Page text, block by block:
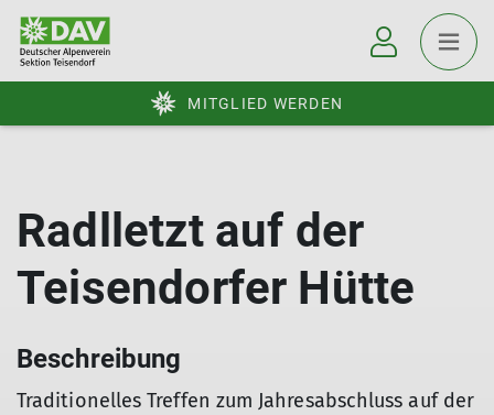
MITGLIED WERDEN
Radlletzt auf der
Teisendorfer Hütte
Beschreibung
Traditionelles Treffen zum Jahresabschluss auf der